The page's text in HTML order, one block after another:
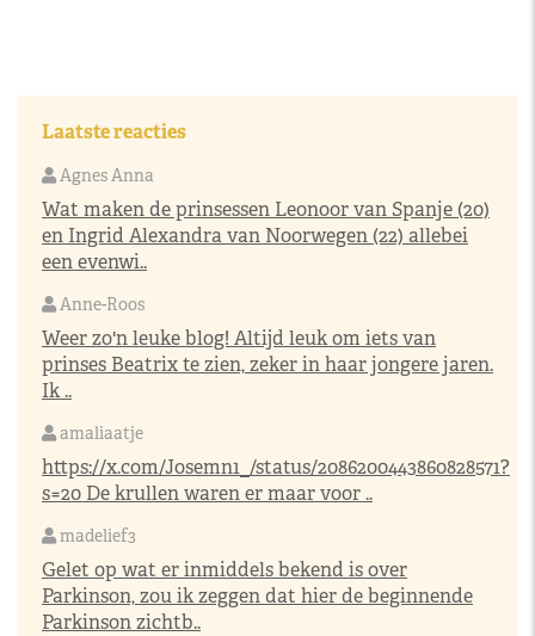
Laatste reacties
Agnes Anna
Wat maken de prinsessen Leonoor van Spanje (20)
en Ingrid Alexandra van Noorwegen (22) allebei
een evenwi..
Anne-Roos
Weer zo'n leuke blog! Altijd leuk om iets van
prinses Beatrix te zien, zeker in haar jongere jaren.
Ik ..
amaliaatje
https://x.com/Josemn1_/status/2086200443860828571?
s=20 De krullen waren er maar voor ..
madelief3
Gelet op wat er inmiddels bekend is over
Parkinson, zou ik zeggen dat hier de beginnende
Parkinson zichtb..